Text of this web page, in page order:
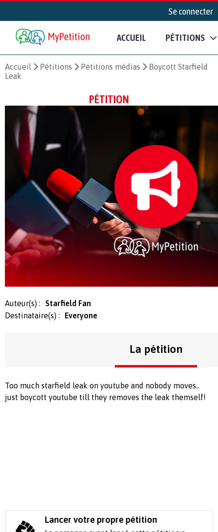
Se connecter
ACCUEIL PÉTITIONS
Accueil Pétitions Pétitions médias
Boycott Starfield
Leak
PÉTITION
Auteur(s) :
Starfield Fan
Destinataire(s) :
Everyone
La pétition
Too much starfield leak on youtube and nobody moves..
just boycott youtube till they removes the leak themself!
Lancer votre propre pétition